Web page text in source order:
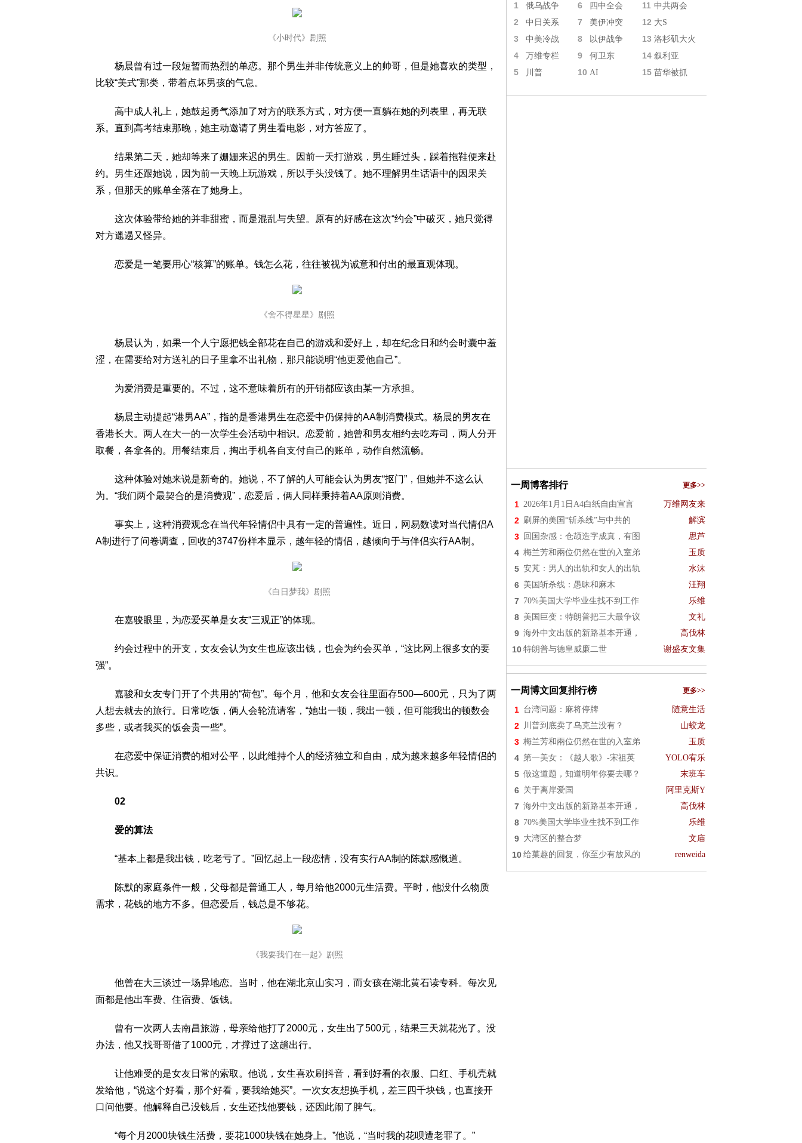
《小时代》剧照
杨晨曾有过一段短暂而热烈的单恋。那个男生并非传统意义上的帅哥，但是她喜欢的类型，
比较“美式”那类，带着点坏男孩的气息。
高中成人礼上，她鼓起勇气添加了对方的联系方式，对方便一直躺在她的列表里，再无联
系。直到高考结束那晚，她主动邀请了男生看电影，对方答应了。
结果第二天，她却等来了姗姗来迟的男生。因前一天打游戏，男生睡过头，踩着拖鞋便来赴
约。男生还跟她说，因为前一天晚上玩游戏，所以手头没钱了。她不理解男生话语中的因果关
系，但那天的账单全落在了她身上。
这次体验带给她的并非甜蜜，而是混乱与失望。原有的好感在这次“约会”中破灭，她只觉得
对方邋遢又怪异。
恋爱是一笔要用心“核算”的账单。钱怎么花，往往被视为诚意和付出的最直观体现。
《舍不得星星》剧照
杨晨认为，如果一个人宁愿把钱全部花在自己的游戏和爱好上，却在纪念日和约会时囊中羞
涩，在需要给对方送礼的日子里拿不出礼物，那只能说明“他更爱他自己”。
为爱消费是重要的。不过，这不意味着所有的开销都应该由某一方承担。
杨晨主动提起“港男AA”，指的是香港男生在恋爱中仍保持的AA制消费模式。杨晨的男友在
香港长大。两人在大一的一次学生会活动中相识。恋爱前，她曾和男友相约去吃寿司，两人分开
取餐，各拿各的。用餐结束后，掏出手机各自支付自己的账单，动作自然流畅。
这种体验对她来说是新奇的。她说，不了解的人可能会认为男友“抠门”，但她并不这么认
为。“我们两个最契合的是消费观”，恋爱后，俩人同样秉持着AA原则消费。
事实上，这种消费观念在当代年轻情侣中具有一定的普遍性。近日，网易数读对当代情侣A
A制进行了问卷调查，回收的3747份样本显示，越年轻的情侣，越倾向于与伴侣实行AA制。
《白日梦我》剧照
在嘉骏眼里，为恋爱买单是女友“三观正”的体现。
约会过程中的开支，女友会认为女生也应该出钱，也会为约会买单，“这比网上很多女的要
强”。
嘉骏和女友专门开了个共用的“荷包”。每个月，他和女友会往里面存500—600元，只为了两
人想去就去的旅行。日常吃饭，俩人会轮流请客，“她出一顿，我出一顿，但可能我出的顿数会
多些，或者我买的饭会贵一些”。
在恋爱中保证消费的相对公平，以此维持个人的经济独立和自由，成为越来越多年轻情侣的
共识。
02
爱的算法
“基本上都是我出钱，吃老亏了。”回忆起上一段恋情，没有实行AA制的陈默感慨道。
陈默的家庭条件一般，父母都是普通工人，每月给他2000元生活费。平时，他没什么物质
需求，花钱的地方不多。但恋爱后，钱总是不够花。
《我要我们在一起》剧照
他曾在大三谈过一场异地恋。当时，他在湖北京山实习，而女孩在湖北黄石读专科。每次见
面都是他出车费、住宿费、饭钱。
曾有一次两人去南昌旅游，母亲给他打了2000元，女生出了500元，结果三天就花光了。没
办法，他又找哥哥借了1000元，才撑过了这趟出行。
让他难受的是女友日常的索取。他说，女生喜欢刷抖音，看到好看的衣服、口红、手机壳就
发给他，“说这个好看，那个好看，要我给她买”。一次女友想换手机，差三四千块钱，也直接开
口问他要。他解释自己没钱后，女生还找他要钱，还因此闹了脾气。
“每个月2000块钱生活费，要花1000块钱在她身上。”他说，“当时我的花呗遭老罪了。”
1 俄乌战争 6 四中全会 11 中共两会
2 中日关系 7 美伊冲突 12 大S
3 中美冷战 8 以伊战争 13 洛杉矶大火
4 万维专栏 9 何卫东 14 叙利亚
5 川普 10 AI 15 苗华被抓
一周博客排行 更多>>
1 2026年1月1日A4白纸自由宣言 万维网友来
2 刷屏的美国“斩杀线”与中共的 解滨
3 回国杂感：仓颉造字成真，有图 思芦
4 梅兰芳和兩位仍然在世的入室弟 玉质
5 安芃：男人的出轨和女人的出轨 水沫
6 美国斩杀线：愚昧和麻木 汪翔
7 70%美国大学毕业生找不到工作 乐维
8 美国巨变：特朗普把三大最争议 文礼
9 海外中文出版的新路基本开通， 高伐林
10 特朗普与德皇威廉二世 谢盛友文集
一周博文回复排行榜 更多>>
1 台湾问题：麻将停牌 随意生活
2 川普到底卖了乌克兰没有？ 山蛟龙
3 梅兰芳和兩位仍然在世的入室弟 玉质
4 第一美女：《越人歌》-宋祖英 YOLO宥乐
5 做这道题，知道明年你要去哪？ 末班车
6 关于离岸爱国 阿里克斯Y
7 海外中文出版的新路基本开通， 高伐林
8 70%美国大学毕业生找不到工作 乐维
9 大湾区的整合梦 文庙
10 给菓趣的回复，你至少有放风的 renweida